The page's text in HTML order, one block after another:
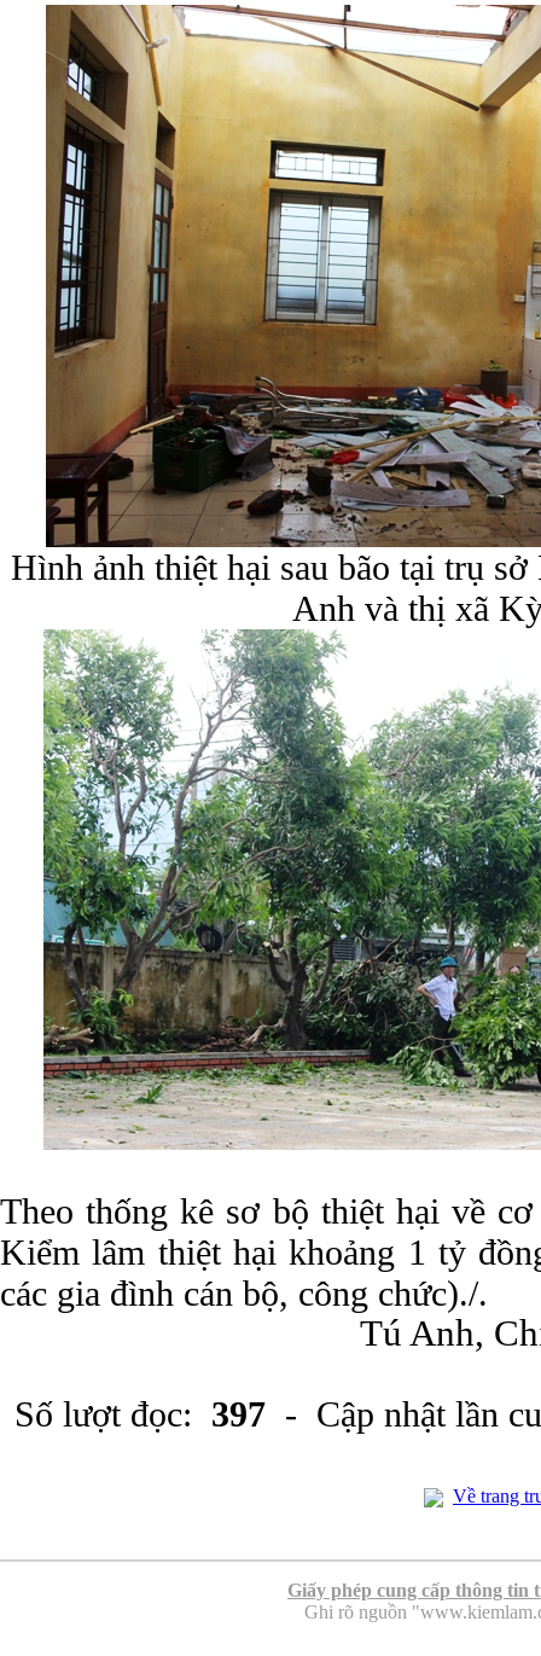
Hình ảnh thiệt hại sau bão tại trụ
Anh và thị xã
Theo thống kê sơ bộ thiệt hại về
Kiểm lâm thiệt hại khoảng 1 tỷ
các gia đình cán bộ, công chức)./.
Tú Anh,
Số lượt đọc: 397 - Cập nhật lần
Về trang
Giấy phép cung cấp thông tin
Ghi rõ nguồn